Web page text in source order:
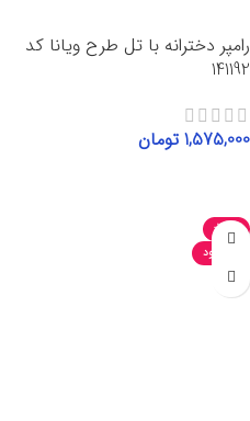
رامپر دخترانه با تل طرح ویانا کد
141192
1,575,000 تومان
-35%
ناموجود